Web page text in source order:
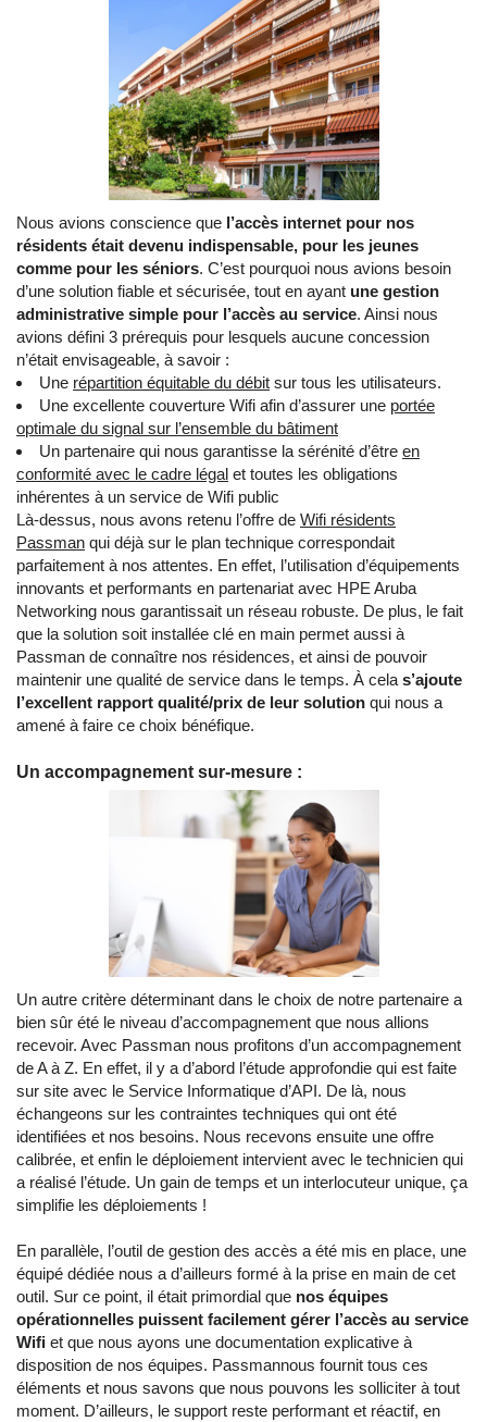
Nous avions conscience que l’accès internet pour nos
résidents était devenu indispensable, pour les jeunes
comme pour les séniors. C’est pourquoi nous avions besoin
d’une solution fiable et sécurisée, tout en ayant une gestion
administrative simple pour l’accès au service. Ainsi nous
avions défini 3 prérequis pour lesquels aucune concession
n’était envisageable, à savoir :
Une répartition équitable du débit sur tous les utilisateurs.
Une excellente couverture Wifi afin d’assurer une portée
optimale du signal sur l’ensemble du bâtiment
Un partenaire qui nous garantisse la sérénité d’être en
conformité avec le cadre légal et toutes les obligations
inhérentes à un service de Wifi public
Là-dessus, nous avons retenu l’offre de Wifi résidents
Passman qui déjà sur le plan technique correspondait
parfaitement à nos attentes. En effet, l’utilisation d’équipements
innovants et performants en partenariat avec HPE Aruba
Networking nous garantissait un réseau robuste. De plus, le fait
que la solution soit installée clé en main permet aussi à
Passman de connaître nos résidences, et ainsi de pouvoir
maintenir une qualité de service dans le temps. À cela s’ajoute
l’excellent rapport qualité/prix de leur solution qui nous a
amené à faire ce choix bénéfique.
Un accompagnement sur-mesure :
Un autre critère déterminant dans le choix de notre partenaire a
bien sûr été le niveau d’accompagnement que nous allions
recevoir. Avec Passman nous profitons d’un accompagnement
de A à Z. En effet, il y a d’abord l’étude approfondie qui est faite
sur site avec le Service Informatique d’API. De là, nous
échangeons sur les contraintes techniques qui ont été
identifiées et nos besoins. Nous recevons ensuite une offre
calibrée, et enfin le déploiement intervient avec le technicien qui
a réalisé l’étude. Un gain de temps et un interlocuteur unique, ça
simplifie les déploiements !
En parallèle, l’outil de gestion des accès a été mis en place, une
équipé dédiée nous a d’ailleurs formé à la prise en main de cet
outil. Sur ce point, il était primordial que nos équipes
opérationnelles puissent facilement gérer l’accès au service
Wifi et que nous ayons une documentation explicative à
disposition de nos équipes. Passmannous fournit tous ces
éléments et nous savons que nous pouvons les solliciter à tout
moment. D’ailleurs, le support reste performant et réactif, en